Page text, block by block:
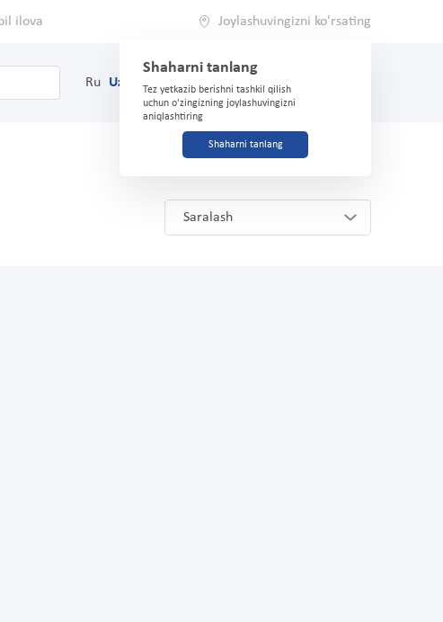
ilova Joylashuvingizni ko'rsating
Shaharni tanlang
Tez yetkazib berishni tashkil qilish
uchun o'zingizning joylashuvingizni
aniqlashtiring
Shaharni tanlang
Ru Uz (71) 200-03-03
Saralash